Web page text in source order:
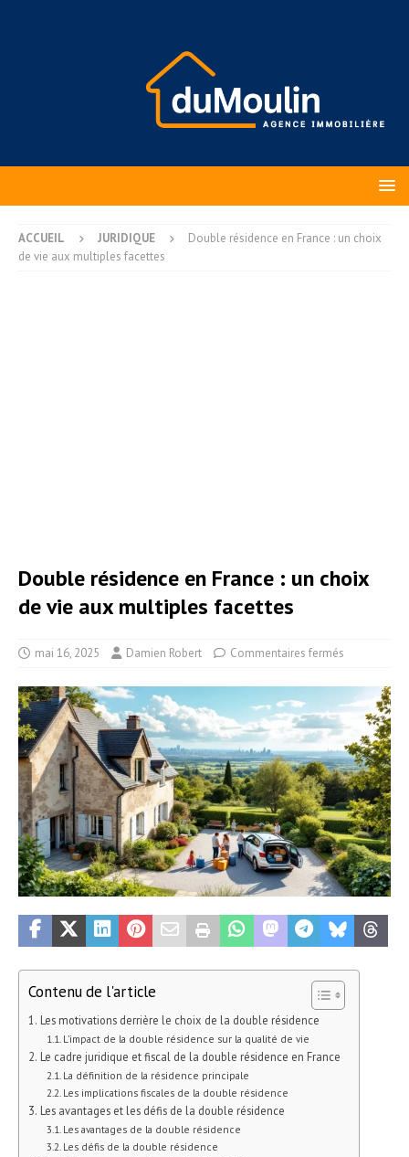
ACCUEIL JURIDIQUE
Double résidence en France : un choix
de vie aux multiples facettes
Double résidence en France : un choix
de vie aux multiples facettes
mai 16, 2025 Damien Robert Commentaires fermés
Contenu de l'article
Les motivations derrière le choix de la double résidence
L’impact de la double résidence sur la qualité de vie
Le cadre juridique et fiscal de la double résidence en France
La définition de la résidence principale
Les implications fiscales de la double résidence
Les avantages et les défis de la double résidence
Les avantages de la double résidence
Les défis de la double résidence